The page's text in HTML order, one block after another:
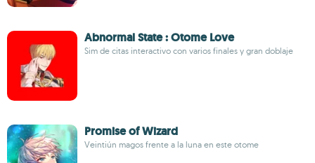
Abnormal State : Otome Love
Sim de citas interactivo con varios finales y gran doblaje
Promise of Wizard
Veintiún magos frente a la luna en este otome